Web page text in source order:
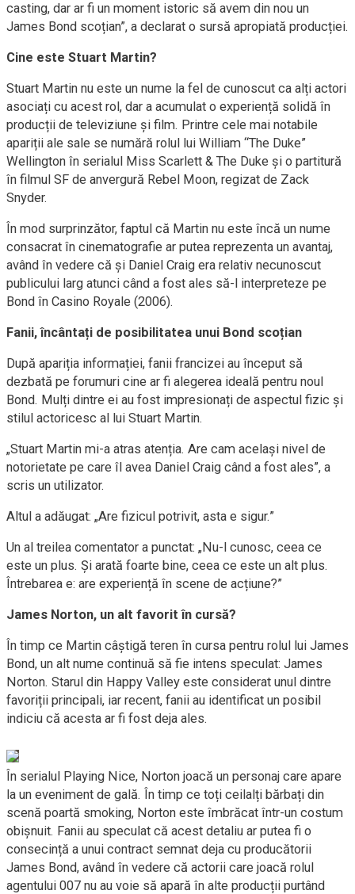
casting, dar ar fi un moment istoric să avem din nou un
James Bond scoțian”, a declarat o sursă apropiată producției.
Cine este Stuart Martin?
Stuart Martin nu este un nume la fel de cunoscut ca alți actori
asociați cu acest rol, dar a acumulat o experiență solidă în
producții de televiziune și film. Printre cele mai notabile
apariții ale sale se numără rolul lui William “The Duke”
Wellington în serialul Miss Scarlett & The Duke și o partitură
în filmul SF de anvergură Rebel Moon, regizat de Zack
Snyder.
În mod surprinzător, faptul că Martin nu este încă un nume
consacrat în cinematografie ar putea reprezenta un avantaj,
având în vedere că și Daniel Craig era relativ necunoscut
publicului larg atunci când a fost ales să-l interpreteze pe
Bond în Casino Royale (2006).
Fanii, încântați de posibilitatea unui Bond scoțian
După apariția informației, fanii francizei au început să
dezbată pe forumuri cine ar fi alegerea ideală pentru noul
Bond. Mulți dintre ei au fost impresionați de aspectul fizic și
stilul actoricesc al lui Stuart Martin.
„Stuart Martin mi-a atras atenția. Are cam același nivel de
notorietate pe care îl avea Daniel Craig când a fost ales”, a
scris un utilizator.
Altul a adăugat: „Are fizicul potrivit, asta e sigur.”
Un al treilea comentator a punctat: „Nu-l cunosc, ceea ce
este un plus. Și arată foarte bine, ceea ce este un alt plus.
Întrebarea e: are experiență în scene de acțiune?”
James Norton, un alt favorit în cursă?
În timp ce Martin câștigă teren în cursa pentru rolul lui James
Bond, un alt nume continuă să fie intens speculat: James
Norton. Starul din Happy Valley este considerat unul dintre
favoriții principali, iar recent, fanii au identificat un posibil
indiciu că acesta ar fi fost deja ales.
În serialul Playing Nice, Norton joacă un personaj care apare
la un eveniment de gală. În timp ce toți ceilalți bărbați din
scenă poartă smoking, Norton este îmbrăcat într-un costum
obișnuit. Fanii au speculat că acest detaliu ar putea fi o
consecință a unui contract semnat deja cu producătorii
James Bond, având în vedere că actorii care joacă rolul
agentului 007 nu au voie să apară în alte producții purtând